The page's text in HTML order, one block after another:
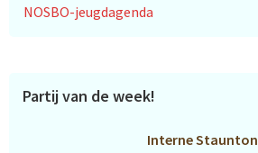
NOSBO-jeugdagenda
Partij van de week!
Interne Staunton